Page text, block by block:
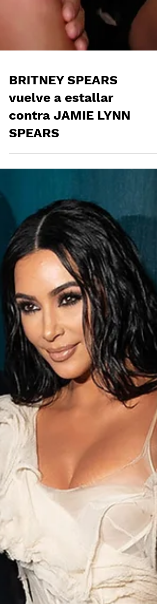
BRITNEY SPEARS
vuelve a estallar